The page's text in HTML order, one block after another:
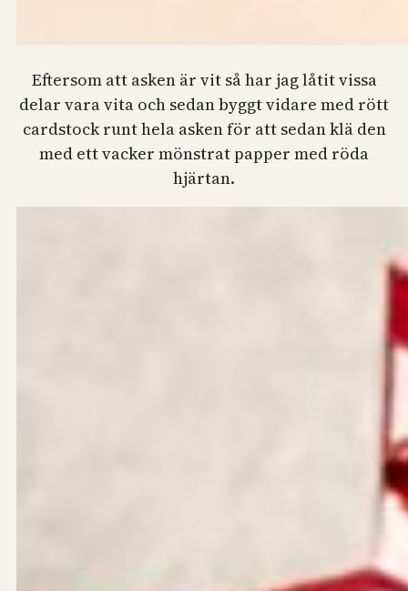
Eftersom att asken är vit så har jag låtit vissa
delar vara vita och sedan byggt vidare med rött
cardstock runt hela asken för att sedan klä den
med ett vacker mönstrat papper med röda
hjärtan.